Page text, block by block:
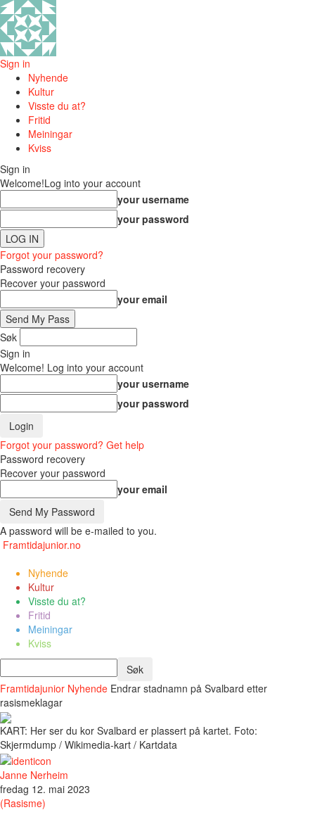
Sign in
Nyhende
Kultur
Visste du at?
Fritid
Meiningar
Kviss
Sign in
Welcome!Log into your account
your username
your password
Forgot your password?
Password recovery
Recover your password
your email
Søk
Sign in
Welcome! Log into your account
your username
your password
Forgot your password? Get help
Password recovery
Recover your password
your email
A password will be e-mailed to you.
Framtidajunior.no
Nyhende
Kultur
Visste du at?
Fritid
Meiningar
Kviss
Framtidajunior Nyhende Endrar stadnamn på Svalbard etter
rasismeklagar
KART: Her ser du kor Svalbard er plassert på kartet. Foto:
Skjermdump / Wikimedia-kart / Kartdata
Janne Nerheim
fredag 12. mai 2023
(Rasisme)